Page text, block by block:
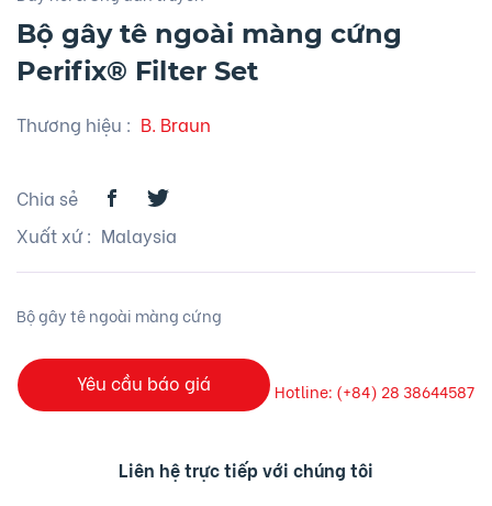
Bộ gây tê ngoài màng cứng
Perifix® Filter Set
Thương hiệu : B. Braun
Chia sẻ
Xuất xứ: Malaysia
Bộ gây tê ngoài màng cứng
Yêu cầu báo giá Hotline: (+84) 28 38644587
Liên hệ trực tiếp với chúng tôi